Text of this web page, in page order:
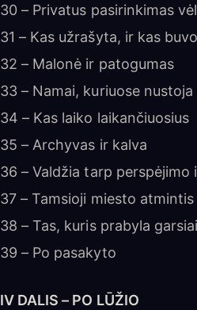
30 – Privatus pasirinkimas
31 – Kas užrašyta, ir kas buvo
32 – Malonė ir patogumas
33 – Namai, kuriuose
34 – Kas laiko laikančiuosius
35 – Archyvas ir kalva
36 – Valdžia tarp perspėjimo
37 – Tamsioji miesto atmintis
38 – Tas, kuris prabyla garsiai
39 – Po pasakyto
IV DALIS – PO LŪŽIO